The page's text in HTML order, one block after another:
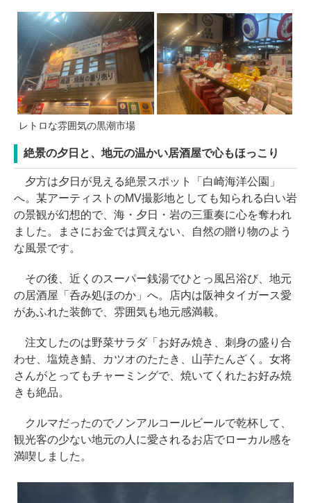
レトロな雰囲気の黒潮市場
絶景の夕日と、地元の温かい居酒屋で心もほっこり
夕方は夕日が見える絶景スポット「白崎海洋公園」
へ。某アーティストのMV撮影地としても知られる白い岩
の景観が幻想的で、海・夕日・岩の三重奏に心を奪われ
ました。まさにお金では買えない、自然の贈り物のよう
な風景です。
その後、近くのスーパー銭湯でひとっ風呂浴び、地元
の居酒屋「呑み処ほのか」へ。店内は阪神タイガース愛
があふれた装飾で、雰囲気も地元感満載。
注文したのは野菜サラダ「お好み焼き、刺身の盛り合
わせ、塩焼き鯖、カツオのたたき、山芋たんざく。女将
さんがとってもチャーミングで、焼いてくれたお好み焼
きも絶品。
クルマだったのでノンアルコールビールで乾杯して、
観光客の少ない地元の人に愛されるお店でローカル感を
満喫しました。